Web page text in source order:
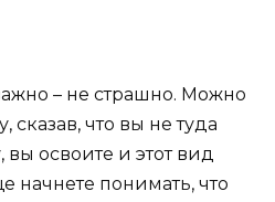
– не страшно. Можно
сказав, что вы не туда
освоите и этот вид
начнете понимать, что